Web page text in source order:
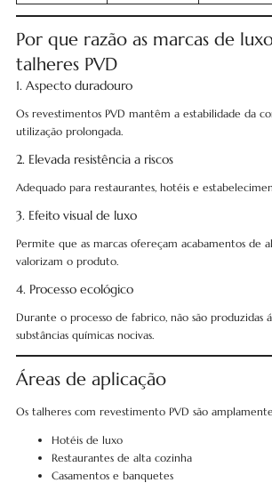
Por que razão as marcas de
talheres PVD
1. Aspecto duradouro
Os revestimentos PVD mantêm a estabilidade da
utilização prolongada.
2. Elevada resistência a riscos
Adequado para restaurantes, hotéis e
3. Efeito visual de luxo
Permite que as marcas ofereçam acabamentos de
valorizam o produto.
4. Processo ecológico
Durante o processo de fabrico, não são produzidas
substâncias químicas nocivas.
Áreas de aplicação
Os talheres com revestimento PVD são
Hotéis de luxo
Restaurantes de alta cozinha
Casamentos e banquetes